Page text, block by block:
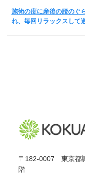
施術の度に産後の腰のぐ
れ、毎回リラックスして
〒182-0007 東京都
階